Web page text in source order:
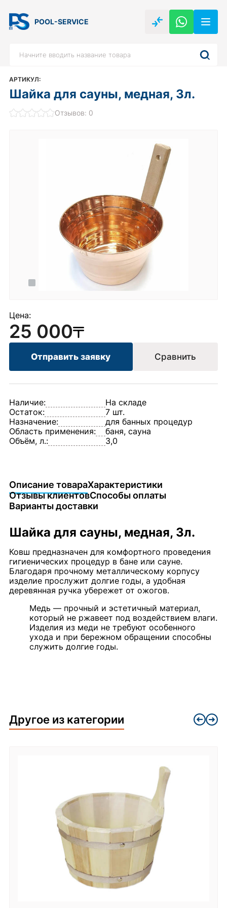
POOL-SERVICE
АРТИКУЛ:
Шайка для сауны, медная, 3л.
Отзывов: 0
Цена:
25 000
Отправить заявку Сравнить
Наличие:
На складе
Остаток:
7 шт.
Назначение:
для банных процедур
Область применения:
баня, сауна
Объём, л.:
3,0
Описание товараХарактеристики
Отзывы клиентовСпособы оплаты
Варианты доставки
Шайка для сауны, медная, 3л.
Ковш предназначен для комфортного проведения
гигиенических процедур в бане или сауне.
Благодаря прочному металлическому корпусу
изделие прослужит долгие годы, а удобная
деревянная ручка убережет от ожогов.
Медь — прочный и эстетичный материал,
который не ржавеет под воздействием влаги.
Изделия из меди не требуют особенного
ухода и при бережном обращении способны
служить долгие годы.
Другое из категории